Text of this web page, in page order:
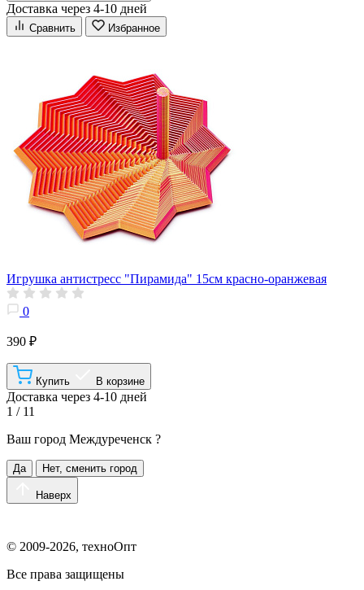
Доставка через 4-10 дней
Сравнить Избранное
Игрушка антистресс "Пирамида" 15см красно-оранжевая
0
390 ₽
Купить В корзине
Доставка через 4-10 дней
1 / 11
Ваш город Междуреченск ?
Да Нет, сменить город
Наверх
© 2009-2026, техноОпт
Все права защищены